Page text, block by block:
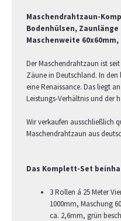
Maschendrahtzaun-
Bodenhülsen, Zaunlänge
Maschenweite 60x60mm,
Der Maschendrahtzaun ist
Zäune in Deutschland. In den
eine Renaissance. Das liegt
Leistungs-Verhältnis und der
Wir verkaufen ausschließlich
Maschendrahtzaun aus
Das Komplett-Set
3 Rollen á 25 Meter
1000mm, Maschung
ca. 2,6mm, grün